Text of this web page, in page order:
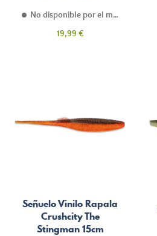
No disponible por el momento
Precio
19,99 €
Señuelo Vinilo Rapala
Crushcity The
Stingman 15cm